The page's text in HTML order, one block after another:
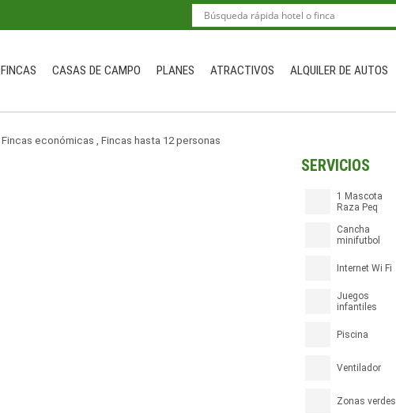
FINCAS CASAS DE CAMPO PLANES ATRACTIVOS ALQUILER DE AUTOS
Fincas económicas , Fincas hasta 12 personas
SERVICIOS
1 Mascota
Raza Peq
Cancha
minifutbol
Internet Wi Fi
Juegos
infantiles
Piscina
Ventilador
Zonas verdes